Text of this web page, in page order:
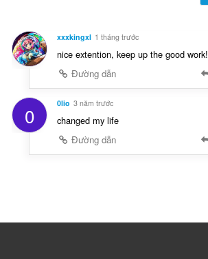
xxxkingxl 1 tháng trước
nice extention, keep up the good work!
Đường dẫn
0 0lio 3 năm trước
changed my life
Đường dẫn